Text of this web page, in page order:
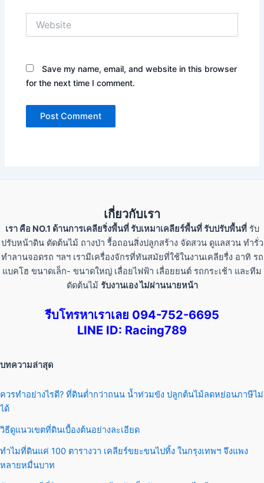
Save my name, email, and website in this browser
for the next time I comment.
เกี่ยวกับเรา
เรา คือ NO.1 ด้านการเคลียริ่งพื้นที่ รับเหมาเคลียร์พื้นที่ รับปรับพื้นที่รับ
ปรับหน้าดิน ตัดต้นไม้ ถางป่า รื้อถอนสิ่งปลูกสร้าง จัดสวน ดูแลสวน ทำรั่ว
ทำลานจอดรถ ฯลฯ เรามีเครื่องจักรที่ทันสมัยที่ใช้ในงานเคลียรื่ง อาทิ รถ
แบคโฮ ขนาดเล็ก- ขนาดใหญ่ เลื่อยไฟฟ้า เลื่อยยนต์ รถกระเช้า และทีม
ตัดต้นไม้ รับงานเอง ไม่ผ่านนายหน้า
รีบโทรหาเราเลย 094-752-6695
LINE ID: Racing789
บทความล่าสุด
ควรทำอย่างไรดี? ที่ดินต่ำกว่าถนน น้ำท่วมขัง ปลูกต้นไม้ลดหย่อนภาษีไม่
ได้
วิธีดูแนวเขตที่ดินเบื้องต้นอย่างละเอียด
ทำไมที่ดินแค่ 100 ตารางวา เคลียร์ขยะขนไปทิ้ง ในกรุงเทพฯ จึงแพง
หลายหมื่นบาท